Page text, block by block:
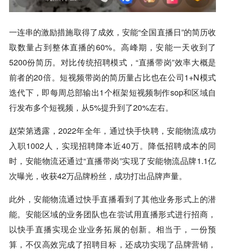
一连串的激励措施取得了成效，安能“全国直播日”的简历收
取数量占到整体直播的60%。高峰期，安能一天收到了
5200份简历。对比传统招聘模式，“直播带岗”效率大概是
前者的20倍。短视频带岗的简历量占比也在公司1+N模式
迭代下，即每周总部输出1个框架短视频制作sop和区域自
行发布多个短视频，从5%提升到了20%左右。
赵荣第透露，2022年全年，通过快手快聘，安能物流成功
入职1002人，实现招聘降本近40万。降低招聘成本的同
时，安能物流还通过“直播带岗”实现了安能物流品牌1.1亿
次曝光，收获42万品牌粉丝，成功打出品牌声量。
此外，安能物流通过快手直播看到了其他业务形式上的潜
能。安能区域的业务团队也在尝试用直播形式进行招商，
以快手直播实现企业业务拓展的创新。相当于，一份预
算，不仅高效完成了招聘目标，还成功实现了品牌营销，